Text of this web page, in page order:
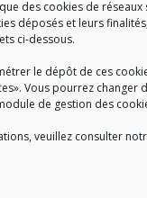
des cookies de réseaux
déposés et leurs
ci-dessous.
le dépôt de ces
Vous pourrez changer
de gestion des
veuillez consulter
est un
public : la
Accueil du public :